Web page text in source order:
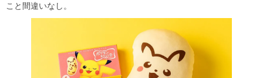
こと間違いなし。